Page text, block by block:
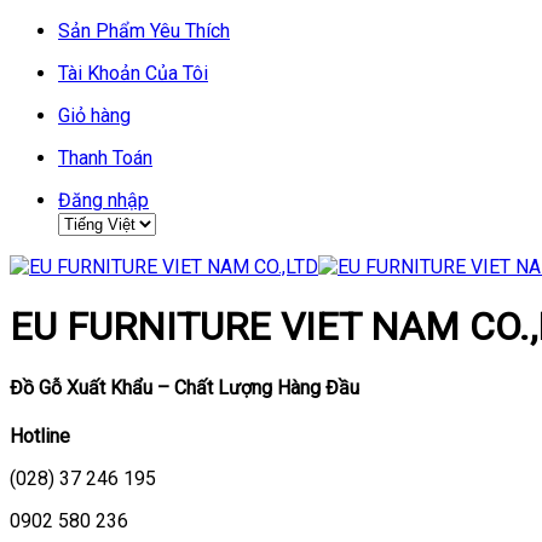
Skip
content
Sản Phẩm Yêu Thích
Tài Khoản Của Tôi
Giỏ hàng
Thanh Toán
Đăng nhập
EU FURNITURE VIET NAM
Đồ Gỗ Xuất Khẩu – Chất Lượng Hàng Đầu
Hotline
(028) 37 246 195
0902 580 236